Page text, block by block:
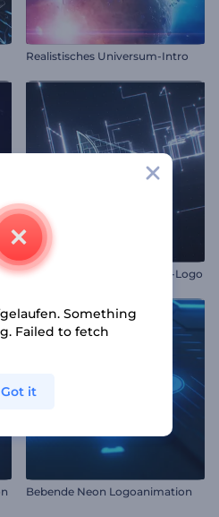
Realistisches Universum-Intro
Digitales Stromkreis-Linien-Logo
Bebende Neon Logoanimation
Something
Failed to fetch
Got it